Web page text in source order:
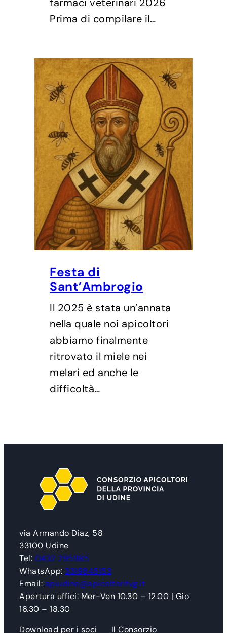
farmaci veterinari 2026
Prima di compilare il…
Festa di
Sant’Ambrogio
Il 2025 è stata un’annata
nella quale noi apicoltori
abbiamo finalmente
ritrovato il miele nei
melari ed anche le
difficoltà…
via Armando Diaz, 58
33100 Udine
Tel: 0432 295985
WhatsApp: 3319845153
Email: apiudine@apicoltorifvg.it
Apertura uffici: Mer-Ven 10.30 – 12.00 | Gio
16.30 – 18.30
Download per i soci
Il Consorzio